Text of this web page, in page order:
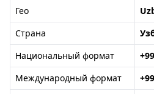
Гео
Страна
Национальный формат
Международный формат